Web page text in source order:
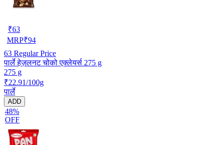
₹63
MRP₹94
63 Regular Price
पार्ले हेज़लनट चोको एक्लेयर्स 275 g
275 g
₹22.91/100g
पार्ले
ADD
48%
OFF